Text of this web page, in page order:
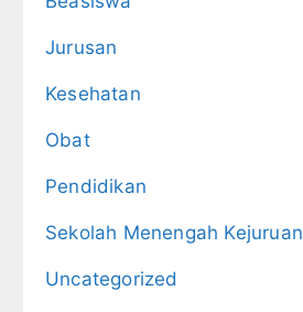
Jurusan
Kesehatan
Obat
Pendidikan
Sekolah Menengah Kejuruan
Uncategorized